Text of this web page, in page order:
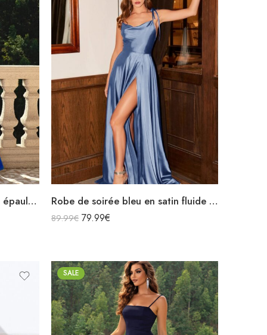
Robe de soirée bleu en satin épaules dénudées fendue Robe de soirée bleu en satin fluide col bénitier bretelles longue fendue
89.99€ 79.99€
SALE